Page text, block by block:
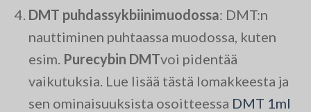
DMT puhdassykbiinimuodossa: DMT:n
nauttiminen puhtaassa muodossa, kuten
esim. Purecybin DMTvoi pidentää
vaikutuksia. Lue lisää tästä lomakkeesta ja
sen ominaisuuksista osoitteessa DMT 1ml